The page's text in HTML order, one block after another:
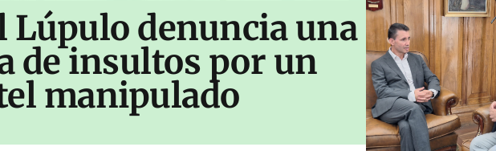
Lúpulo denuncia una
de insultos por un
manipulado